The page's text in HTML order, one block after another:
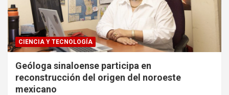
CIENCIA Y TECNOLOGÍA
Geóloga sinaloense participa en
reconstrucción del origen del noroeste
mexicano